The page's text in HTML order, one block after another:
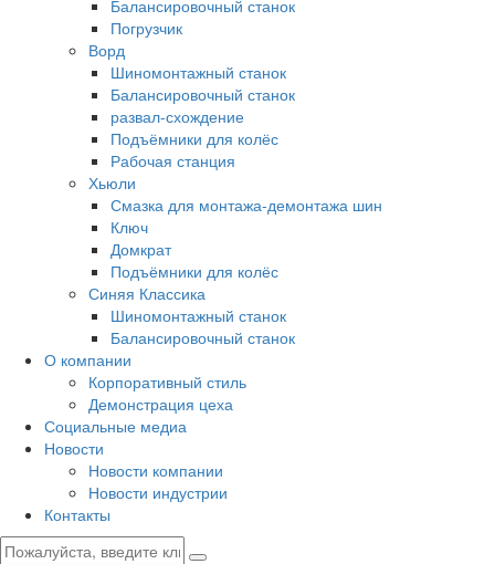
Балансировочный станок
Погрузчик
Ворд
Шиномонтажный станок
Балансировочный станок
развал-схождение
Подъёмники для колёс
Рабочая станция
Хьюли
Смазка для монтажа-демонтажа шин
Ключ
Домкрат
Подъёмники для колёс
Синяя Классика
Шиномонтажный станок
Балансировочный станок
О компании
Корпоративный стиль
Демонстрация цеха
Социальные медиа
Новости
Новости компании
Новости индустрии
Контакты